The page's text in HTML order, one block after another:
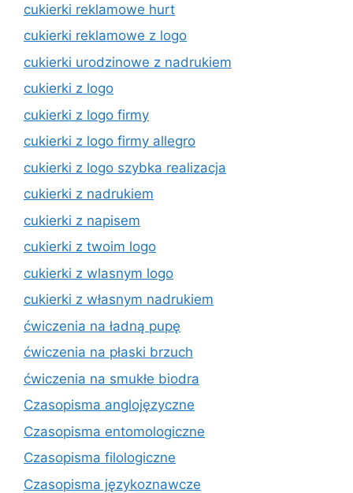
cukierki reklamowe hurt
cukierki reklamowe z logo
cukierki urodzinowe z nadrukiem
cukierki z logo
cukierki z logo firmy
cukierki z logo firmy allegro
cukierki z logo szybka realizacja
cukierki z nadrukiem
cukierki z napisem
cukierki z twoim logo
cukierki z wlasnym logo
cukierki z własnym nadrukiem
ćwiczenia na ładną pupę
ćwiczenia na płaski brzuch
ćwiczenia na smukłe biodra
Czasopisma anglojęzyczne
Czasopisma entomologiczne
Czasopisma filologiczne
Czasopisma językoznawcze